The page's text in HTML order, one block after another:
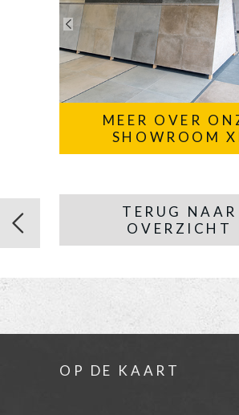
MEER OVER
SHOWROOM
TERUG NAAR
OVERZICHT
OP DE KAART